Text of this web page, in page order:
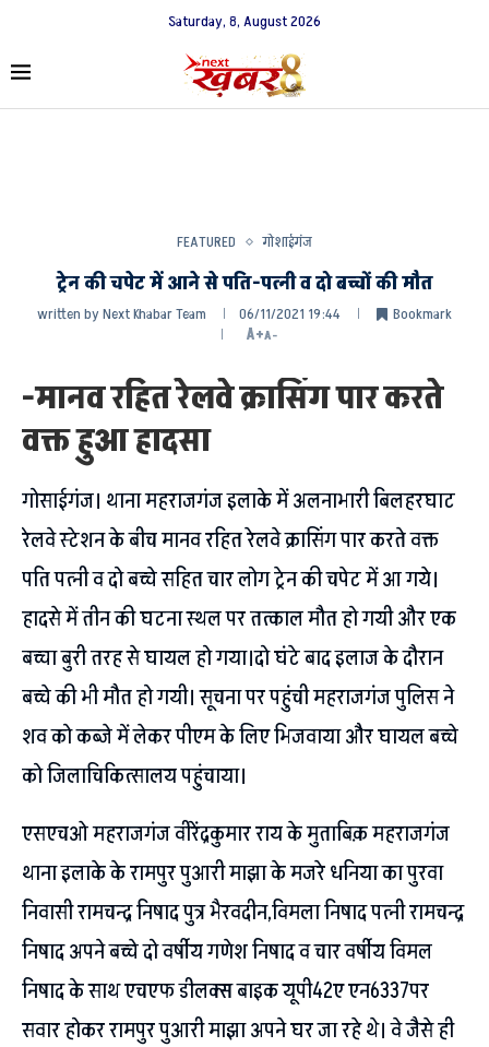
Saturday, 8, August 2026
FEATURED गोशाईगंज
ट्रेन की चपेट में आने से पति-पत्नी व दो बच्चों की मौत
written byNext Khabar Team 06/11/2021 19:44
Bookmark
A+A-
-मानव रहित रेलवे क्रासिंग पार करते
वक्त हुआ हादसा
गोसाईगंज। थाना महराजगंज इलाके में अलनाभारी बिलहरघाट
रेलवे स्टेशन के बीच मानव रहित रेलवे क्रासिंग पार करते वक्त
पति पत्नी व दो बच्चे सहित चार लोग ट्रेन की चपेट में आ गये।
हादसे में तीन की घटना स्थल पर तत्काल मौत हो गयी और एक
बच्चा बुरी तरह से घायल हो गया।दो घंटे बाद इलाज के दौरान
बच्चे की भी मौत हो गयी। सूचना पर पहुंची महराजगंज पुलिस ने
शव को कब्जे में लेकर पीएम के लिए भिजवाया और घायल बच्चे
को जिलाचिकित्सालय पहुंचाया।
एसएचओ महराजगंज वीरेंद्रकुमार राय के मुताबिक़ महराजगंज
थाना इलाके के रामपुर पुआरी माझा के मजरे धनिया का पुरवा
निवासी रामचन्द्र निषाद पुत्र भैरवदीन,विमला निषाद पत्नी रामचन्द्र
निषाद अपने बच्चे दो वर्षीय गणेश निषाद व चार वर्षीय विमल
निषाद के साथ एचएफ डीलक्स बाइक यूपी42ए एन6337पर
सवार होकर रामपुर पुआरी माझा अपने घर जा रहे थे। वे जैसे ही